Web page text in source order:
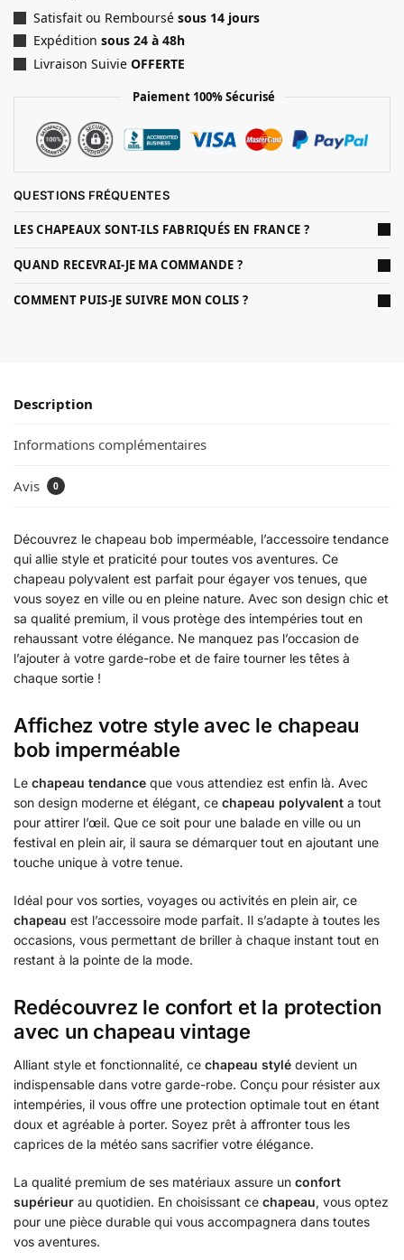
Satisfait ou Remboursé sous 14 jours
Expédition sous 24 à 48h
Livraison Suivie OFFERTE
Paiement 100% Sécurisé
QUESTIONS FRÉQUENTES
LES CHAPEAUX SONT-ILS FABRIQUÉS EN FRANCE ?
QUAND RECEVRAI-JE MA COMMANDE ?
COMMENT PUIS-JE SUIVRE MON COLIS ?
Description
Informations complémentaires
Avis 0
Découvrez le chapeau bob imperméable, l’accessoire tendance
qui allie style et praticité pour toutes vos aventures. Ce
chapeau polyvalent est parfait pour égayer vos tenues, que
vous soyez en ville ou en pleine nature. Avec son design chic et
sa qualité premium, il vous protège des intempéries tout en
rehaussant votre élégance. Ne manquez pas l’occasion de
l’ajouter à votre garde-robe et de faire tourner les têtes à
chaque sortie !
Affichez votre style avec le chapeau
bob imperméable
Le chapeau tendance que vous attendiez est enfin là. Avec
son design moderne et élégant, ce chapeau polyvalent a tout
pour attirer l’œil. Que ce soit pour une balade en ville ou un
festival en plein air, il saura se démarquer tout en ajoutant une
touche unique à votre tenue.
Idéal pour vos sorties, voyages ou activités en plein air, ce
chapeau est l’accessoire mode parfait. Il s’adapte à toutes les
occasions, vous permettant de briller à chaque instant tout en
restant à la pointe de la mode.
Redécouvrez le confort et la protection
avec un chapeau vintage
Alliant style et fonctionnalité, ce chapeau stylé devient un
indispensable dans votre garde-robe. Conçu pour résister aux
intempéries, il vous offre une protection optimale tout en étant
doux et agréable à porter. Soyez prêt à affronter tous les
caprices de la météo sans sacrifier votre élégance.
La qualité premium de ses matériaux assure un confort
supérieur au quotidien. En choisissant ce chapeau, vous optez
pour une pièce durable qui vous accompagnera dans toutes
vos aventures.